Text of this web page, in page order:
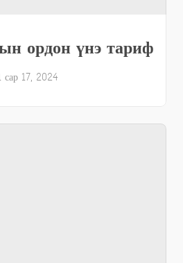
ордон үнэ тариф
сар 17, 2024